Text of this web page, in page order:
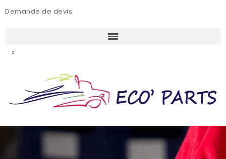
Demande de devis